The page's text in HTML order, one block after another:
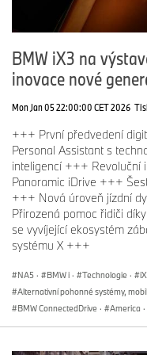
BMW iX3 na
inovace nové
Mon Jan 05 22:00:00 CET 2026
+++ První předvedení
Personal Assistant s
inteligencí +++ Revoluční
Panoramic iDrive +++
+++ Nová úroveň jízdní
Přirozená pomoc řidiči
se vyvíjející ekosystém
systému X +++
NA5 · BMW i · Technologie ·
Alternativní pohonné systémy,
BMW ConnectedDrive · America ·